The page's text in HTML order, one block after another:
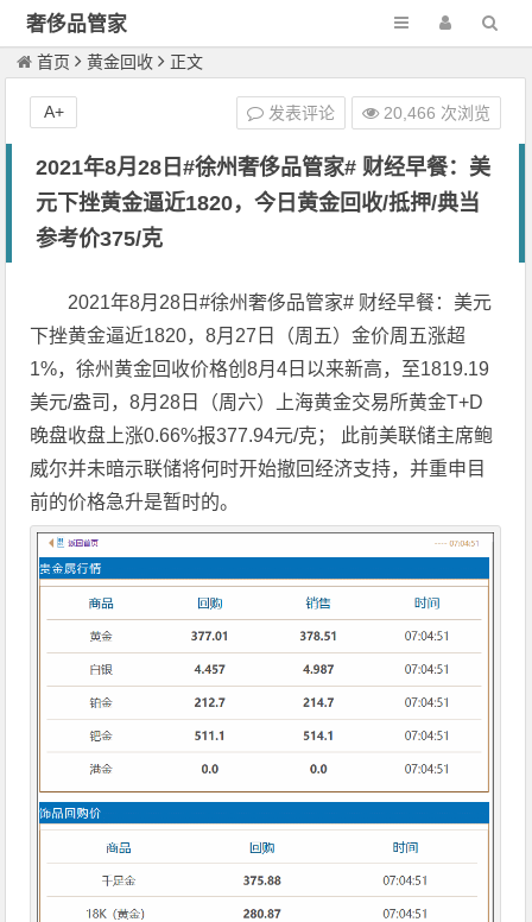
奢侈品管家
首页 黄金回收 正文
2021年8月28日#徐州奢侈品管家# 财经早餐：美
元下挫黄金逼近1820，今日黄金回收/抵押/典当
参考价375/克
发表评论 20,466 次浏览
A+
2021年8月28日#徐州奢侈品管家# 财经早餐：美元
下挫黄金逼近1820，8月27日（周五）金价周五涨超
1%，徐州 黄金回收价格创8月4日以来新高，至1819.19
美元/盎司，8月28日（周六）上海黄金交易所黄金T+D
晚盘收盘上涨0.66%报377.94元/克； 此前美联储主席鲍
威尔并未暗示联储将何时开始撤回经济支持，并重申目
前的价格急升是暂时的。